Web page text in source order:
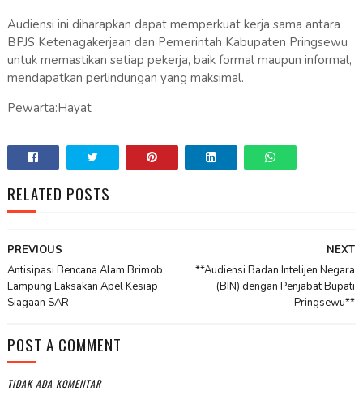
Audiensi ini diharapkan dapat memperkuat kerja sama antara
BPJS Ketenagakerjaan dan Pemerintah Kabupaten Pringsewu
untuk memastikan setiap pekerja, baik formal maupun informal,
mendapatkan perlindungan yang maksimal.
Pewarta:Hayat
RELATED POSTS
NEXT
**Audiensi Badan Intelijen Negara
(BIN) dengan Penjabat Bupati
Pringsewu**
PREVIOUS
Antisipasi Bencana Alam Brimob
Lampung Laksakan Apel Kesiap
Siagaan SAR
POST A COMMENT
TIDAK ADA KOMENTAR